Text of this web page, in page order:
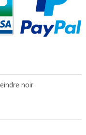
noir